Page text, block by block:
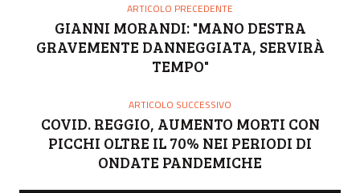
ARTICOLO PRECEDENTE
GIANNI MORANDI: "MANO DESTRA
GRAVEMENTE DANNEGGIATA, SERVIRÀ
TEMPO"
ARTICOLO SUCCESSIVO
COVID. REGGIO, AUMENTO MORTI CON
PICCHI OLTRE IL 70% NEI PERIODI DI
ONDATE PANDEMICHE